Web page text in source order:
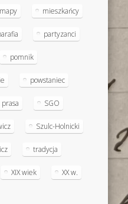
mapy mieszkańcy
partyzanci
pomnik
powstaniec
prasa SGO
Szulc-Holnicki
tradycja
XIX wiek XX w.